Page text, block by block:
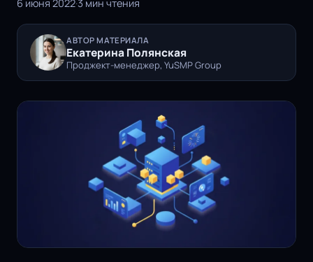
6 июня 2022·3 мин чтения
АВТОР МАТЕРИАЛА
Екатерина Полянская
Проджект-менеджер, YuSMP Group